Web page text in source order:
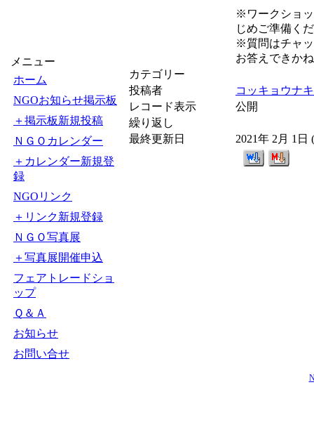
メニュー
ホーム
NGOお知らせ掲示板
＋掲示板新規投稿
ＮＧＯカレンダー
＋カレンダー新規登
録
NGOリンク
＋リンク新規登録
ＮＧＯ写真展
＋写真展開催申込
フェアトレードショ
ップ
Ｑ＆Ａ
お知らせ
お問い合せ
※ワークショ
じめご準備く
※質問はチャ
お答えできか
カテゴリー
投稿者
コッキョウナ
レコード表示
公開
繰り返し
最終更新日
2021年 2月 1日